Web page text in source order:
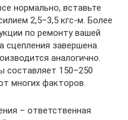
нормально, вставьте
2,5–3,5 кгс-м. Более
по ремонту вашей
завершена.
аналогично.
составляет 150–250
многих факторов.
– ответственная